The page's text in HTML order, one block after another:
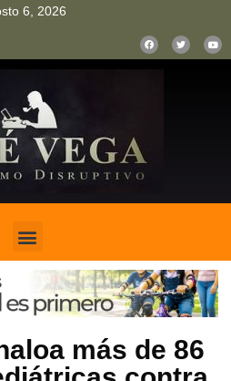
6, 2026
más de 86